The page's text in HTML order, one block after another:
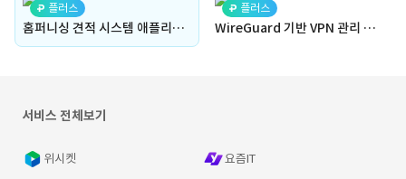
플러스
홈퍼니싱 견적 시스템 애플리케이션
플러스
WireGuard 기반 VPN 관리 프로그램
서비스 전체보기
위시켓 요즘IT